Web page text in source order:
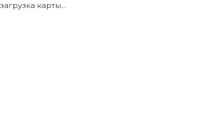
загрузка карты...